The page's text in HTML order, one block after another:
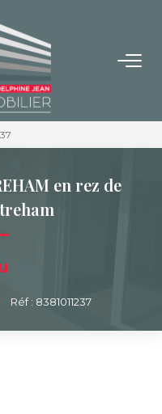
en rez de
Réf : 8381011237